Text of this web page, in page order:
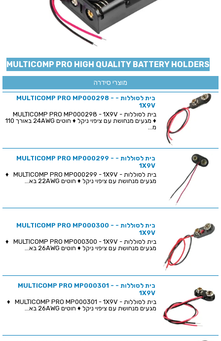
MULTICOMP PRO HIGH QUALITY BATTERY HOLDERS
מוצרי סידרה
בית לסוללות - MULTICOMP PRO MP000298 -
1X9V
♦ מגעים מנחושת עם ציפוי ניקל ♦ חוטים 24AWG באורך 110
מ...
בית לסוללות - MULTICOMP PRO MP000299 -
1X9V
בית לסוללות - MULTICOMP PRO MP000299 - 1X9V ♦
מגעים מנחושת עם ציפוי ניקל ♦ חוטים 22AWG בא...
בית לסוללות - MULTICOMP PRO MP000300 -
1X9V
בית לסוללות - MULTICOMP PRO MP000300 - 1X9V ♦
מגעים מנחושת עם ציפוי ניקל ♦ חוטים 26AWG בא...
בית לסוללות - MULTICOMP PRO MP000301 -
1X9V
בית לסוללות - MULTICOMP PRO MP000301 - 1X9V ♦
מגעים מנחושת עם ציפוי ניקל ♦ חוטים 26AWG בא...